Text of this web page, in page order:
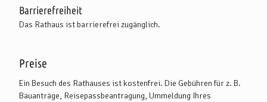
Barrierefreiheit
Das Rathaus ist barrierefrei zugänglich.
Preise
Ein Besuch des Rathauses ist kostenfrei. Die Gebühren für z. B.
Bauanträge, Reisepassbeantragung, Ummeldung Ihres